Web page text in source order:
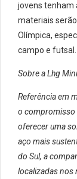
jovens tenham
materiais
Olímpica,
campo e futsal.
Sobre aLhg
Referência em
o compromisso
oferecer uma
aço mais
do Sul, a
localizadas nos